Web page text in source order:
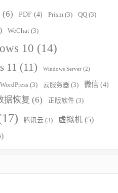
(6) PDF (4) Prism (3) QQ (3)
WeChat (3)
10 (14)
11 (11) Windows Server (2)
WordPress (3) 云服务器 (3) 微信 (4)
据恢复 (6) 正版软件 (3)
腾讯云 (3) 虚拟机 (5)